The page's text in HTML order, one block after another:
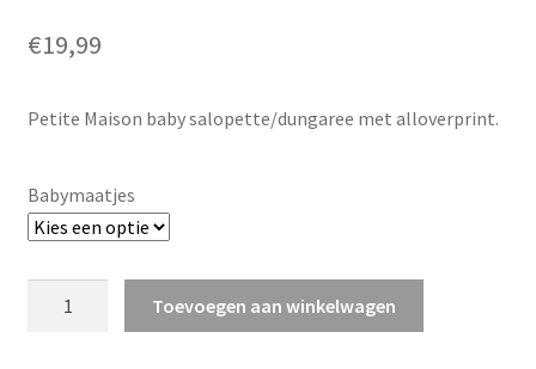
€19,99
Petite Maison baby salopette/dungaree met alloverprint.
Babymaatjes
Toevoegen aan winkelwagen